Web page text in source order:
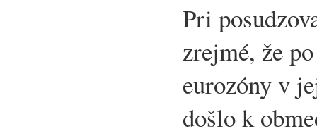
Pri
zrejmé, že
eurozóny v
došlo k